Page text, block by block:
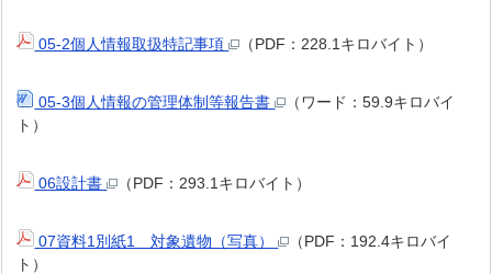
05-2個人情報取扱特記事項 （PDF：228.1キロバイト）
05-3個人情報の管理体制等報告書
（ワード：59.9キロバイ
ト）
06設計書 （PDF：293.1キロバイト）
07資料1別紙1 対象遺物（写真）
（PDF：192.4キロバイ
ト）